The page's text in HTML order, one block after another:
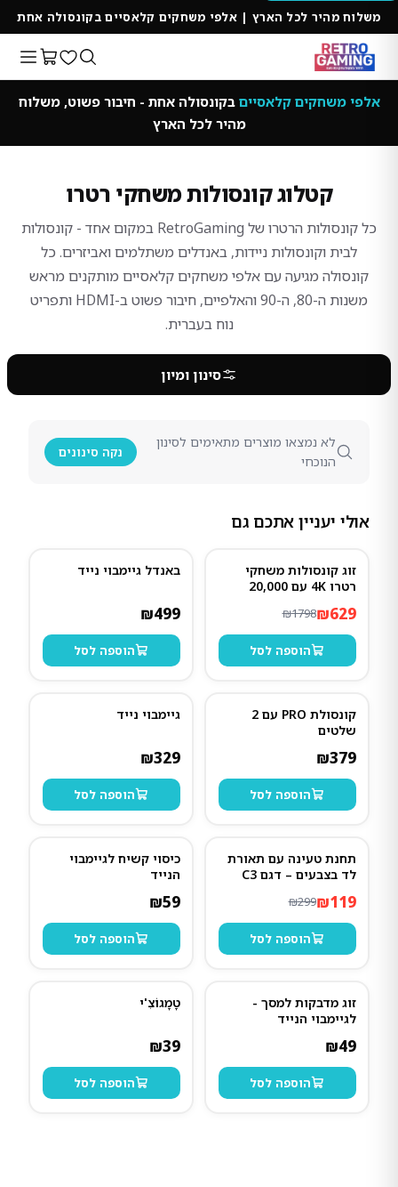
משלוח מהיר לכל הארץ | אלפי משחקים קלאסיים בקונסולה אחת
אלפי משחקים קלאסיים בקונסולה אחת - חיבור פשוט, משלוח
מהיר לכל הארץ
קטלוג קונסולות משחקי רטרו
כל קונסולות הרטרו של RetroGaming במקום אחד - קונסולות
לבית וקונסולות ניידות, באנדלים משתלמים ואביזרים. כל
קונסולה מגיעה עם אלפי משחקים קלאסיים מותקנים מראש
משנות ה-80, ה-90 והאלפיים, חיבור פשוט ב-HDMI ותפריט
נוח בעברית.
סינון ומיון
לא נמצאו מוצרים מתאימים לסינון
הנוכחי
נקה סינונים
אולי יעניין אתכם גם
-
65%
זוג קונסולות משחקי
רטרו 4K עם 20,000
₪629
₪1798
הוספה לסל
באנדל גיימבוי נייד
₪499
הוספה לסל
קונסולת PRO עם 2
שלטים
₪379
הוספה לסל
גיימבוי נייד
₪329
הוספה לסל
-
60%
תחנת טעינה עם תאורת
לד בצבעים – דגם C3
₪119
₪299
הוספה לסל
כיסוי קשיח לגיימבוי
הנייד
₪59
הוספה לסל
זוג מדבקות למסך -
לגיימבוי הנייד
₪49
הוספה לסל
טָמָגוֹצִ'י
₪39
הוספה לסל